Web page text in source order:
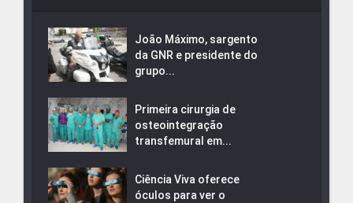
João Máximo, sargento
da GNR e presidente do
grupo...
Primeira cirurgia de
osteointegração
transfemural em...
Ciência Viva oferece
óculos para ver o